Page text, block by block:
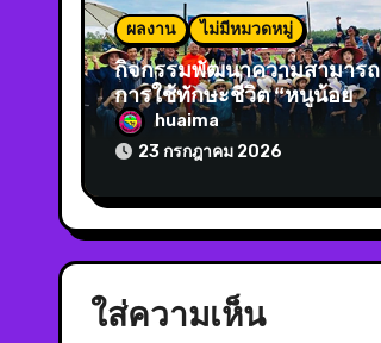
ผลงาน ไม่มีหมวดหมู่
กิจกรรมพัฒนาความสามารถ
การใช้ทักษะชีวิต “หนูน้อย
เรียนรู้วิถีชีวิตชาวนา”
huaima
23 กรกฎาคม 2026
ใส่ความเห็น